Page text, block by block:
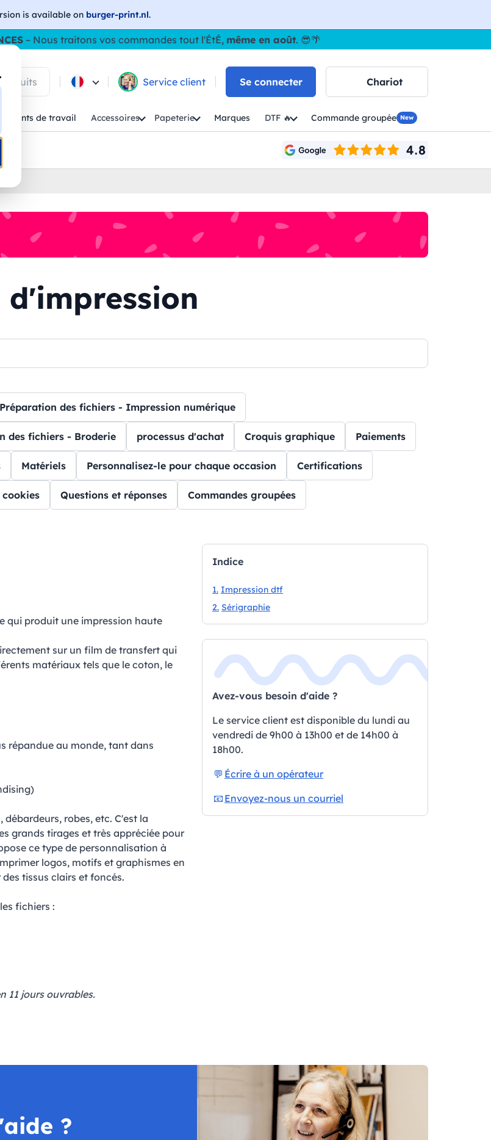
is available on burger-print.nl.
– Nous traitons vos commandes tout l'ÉtÉ, même en août. 😎🌴
Service client Se connecter Chariot
de travail Accessoires Papeterie Marques DTF 🔥 Commande groupée New
d'impression
Préparation des fichiers - Impression numérique
des fichiers - Broderie processus d'achat Croquis graphique Paiements
Matériels Personnalisez-le pour chaque occasion Certifications
Questions et réponses Commandes groupées
qui produit une impression haute
sur un film de transfert qui
matériaux tels que le coton, le
répandue au monde, tant dans
robes, etc. C'est la
grands tirages et très appréciée pour
ce type de personnalisation à
logos, motifs et graphismes en
tissus clairs et foncés.
fichiers :
11 jours ouvrables.
Indice
1. Impression dtf
2. Sérigraphie
Avez-vous besoin d'aide ?
Le service client est disponible du lundi au
vendredi de 9h00 à 13h00 et de 14h00 à
18h00.
💬 Écrire à un opérateur
📧 Envoyez-nous un courriel
?